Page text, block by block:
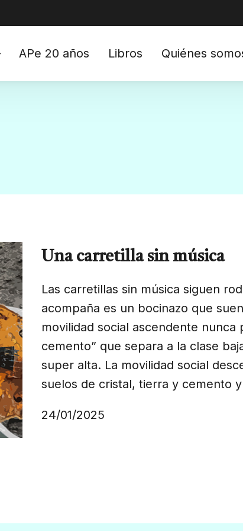
APe 20 años Libros Quiénes
Una carretilla sin música
Las carretillas sin música siguen
acompaña es un bocinazo que
movilidad social ascendente
cemento” que separa a la clase
super alta. La movilidad social
suelos de cristal, tierra y cemento
24/01/2025